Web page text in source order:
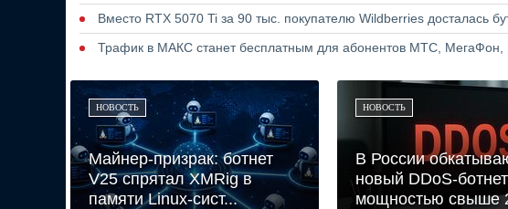
Вместо RTX 5070 Ti за 90 тыс. покупателю Wildberries досталась
Трафик в МАКС станет бесплатным для абонентов МТС, МегаФон,
НОВОСТЬ
Майнер-призрак: ботнет
V25 спрятал XMRig в
памяти Linux-сист...
НОВОСТЬ
В России
новый DDoS-ботнет
мощностью свыше